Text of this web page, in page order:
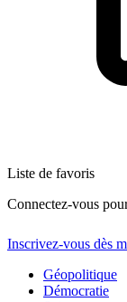
Liste de favoris
Connectez-vous
Inscrivez-vous dès
Géopolitique
Démocratie